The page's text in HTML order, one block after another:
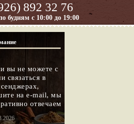
892 32 76
будням с 10:00 до 19:00
вы не можете с
связаться в
на e-mail, мы
отвечаем